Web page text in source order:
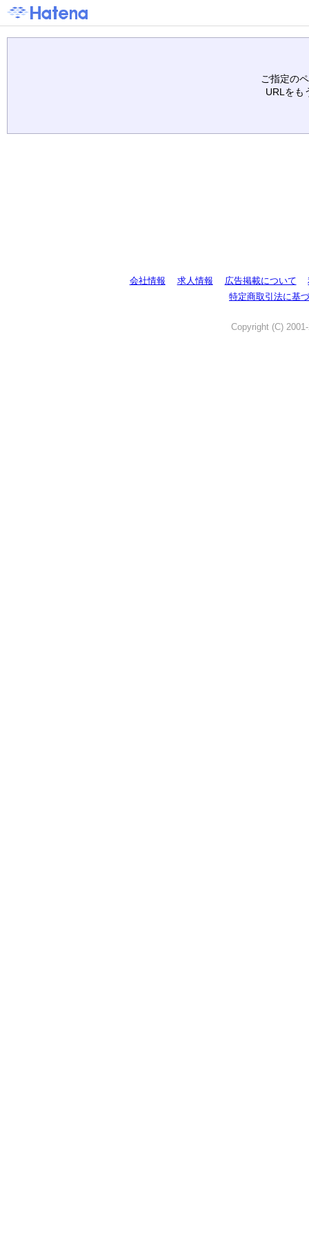
ご指定の
URLをも
会社情報 求人情報 広告掲載について
特定商取引法に基
Copyright (C)